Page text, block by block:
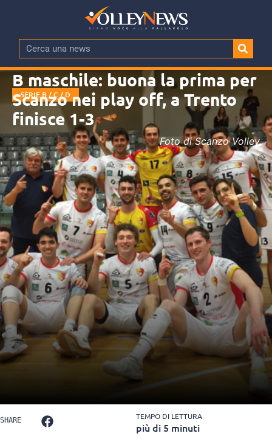
SERIE B / C / D
B maschile: buona la prima per
Scanzo nei play off, a Trento
finisce 1-3
Foto di Scanzo Volley
SHARE TEMPO DI LETTURA
più di 5 minuti